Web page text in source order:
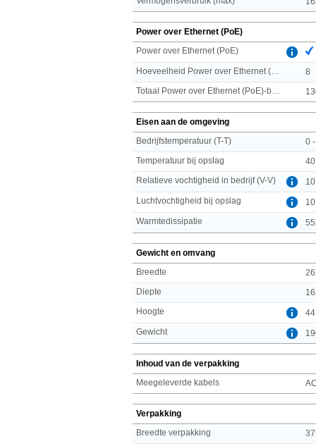
Power over Ethernet (PoE)
Power over Ethernet (PoE)
8
Eisen aan de omgeving
Bedrijfstemperatuur (T-T)
0
Temperatuur bij opslag
Relatieve vochtigheid in bedrijf (V-V)
Luchtvochtigheid bij opslag
Warmtedissipatie
Gewicht en omvang
Breedte
Diepte
Hoogte
Gewicht
Inhoud van de verpakking
Meegeleverde kabels
Verpakking
Breedte verpakking